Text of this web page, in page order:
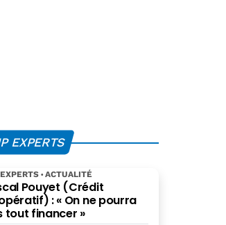
EXPERTS
Pouyet (Crédit
: « On ne pourra
tout financer »
ACTUALITÉ